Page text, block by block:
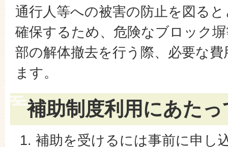
通行人等への被害の防止を図る
確保するため、危険なブロック
部の解体撤去を行う際、必要な
ます。
補助制度利用にあた
補助を受けるには事前に申し